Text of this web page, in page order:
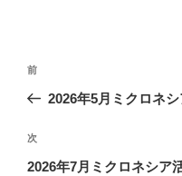
投
ビ
ゲ
前
の
稿
前
2026年5月ミクロネ
次
の
次
2026年7月ミクロネシア